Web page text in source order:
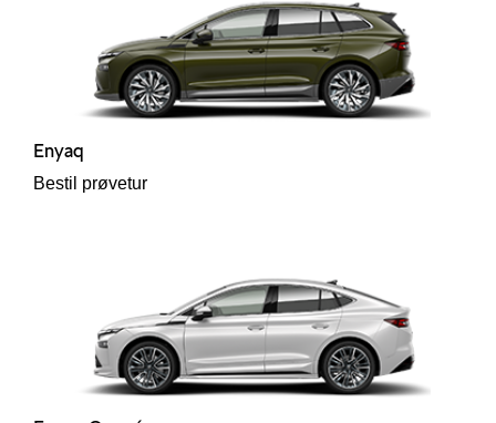
Enyaq
Bestil prøvetur